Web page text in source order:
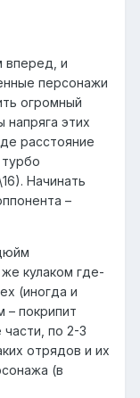
вперед, и
персонажи
огромный
этих
расстояние
Начинать
–
кулаком где-
(иногда и
– покрипит
по 2-3
отрядов и их
(в